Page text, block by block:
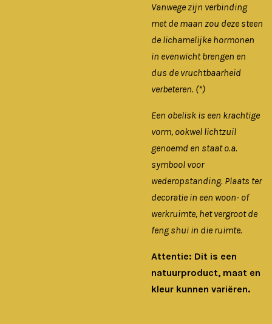
Vanwege zijn verbinding
met de maan zou deze steen
de lichamelijke hormonen
in evenwicht brengen en
dus de vruchtbaarheid
verbeteren. (*)
Een obelisk is een krachtige
vorm, ookwel lichtzuil
genoemd en staat o.a.
symbool voor
wederopstanding. Plaats ter
decoratie in een woon- of
werkruimte, het vergroot de
feng shui in die ruimte.
Attentie: Dit is een
natuurproduct, maat en
kleur kunnen variëren.